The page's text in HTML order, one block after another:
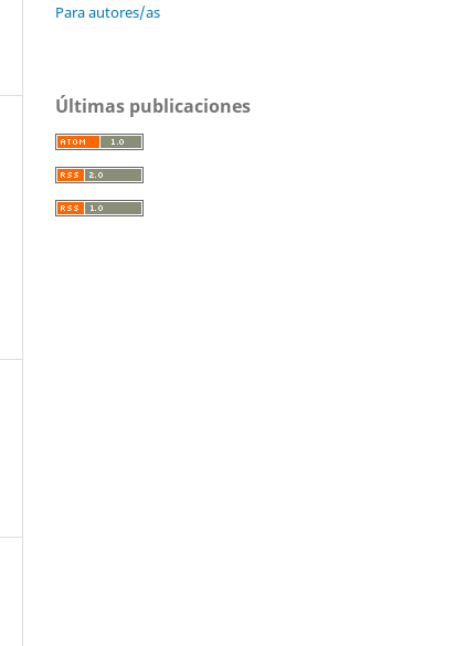
Para autores/as
Últimas publicaciones